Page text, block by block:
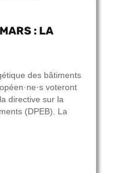
: LA
des bâtiments
voteront
directive sur la
(DPEB). La